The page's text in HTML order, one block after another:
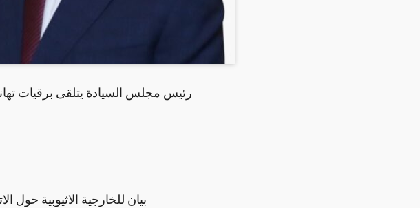
رئيس مجلس السيادة يتلقى برقيات
بيان للخارجية الاثيوبية حول